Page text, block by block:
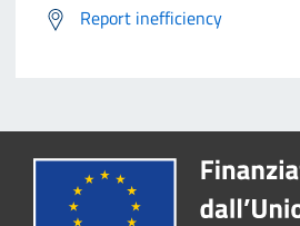
Report inefficiency